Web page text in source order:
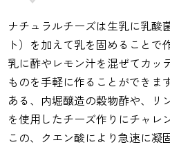
ナチュラルチーズは生乳に乳酸
ト）を加えて乳を固めること
乳に酢やレモン汁を混ぜてカッ
ものを手軽に作ることができま
ある、内堀醸造の穀物酢や、リ
を使用したチーズ作りにチャレ
この、クエン酸により急速に凝